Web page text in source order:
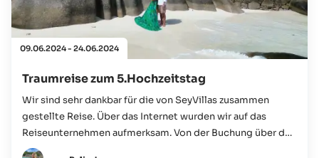
09.06.2024 - 24.06.2024
Traumreise zum 5.Hochzeitstag
Wir sind sehr dankbar für die von SeyVillas zusammen
gestellte Reise. Über das Internet wurden wir auf das
Reiseunternehmen aufmerksam. Von der Buchung über den
Reiseverlauf, bis hin zu den Transfers und der Hotelauswahl